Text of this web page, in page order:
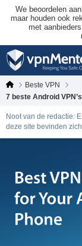
We beoordelen
maar houden ook
met
Beste VPN
7 beste Android
Noot van de redactie:
deze site bevinden